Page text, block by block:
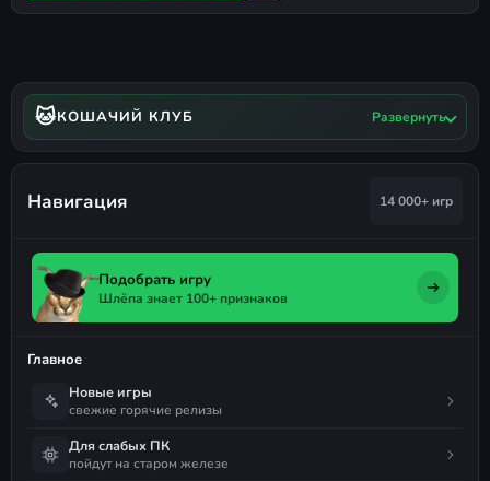
🐱КОШАЧИЙ КЛУБ Развернуть
Навигация 14 000+ игр
Подобрать игру
Шлёпа знает 100+ признаков
Главное
Новые игры
свежие горячие релизы
Для слабых ПК
пойдут на старом железе